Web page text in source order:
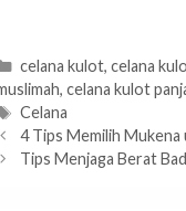
Categories
celana kulot, celana
, celana kulot
Tags
Celana
4 Tips Memilih Mukena
Tips Menjaga Berat